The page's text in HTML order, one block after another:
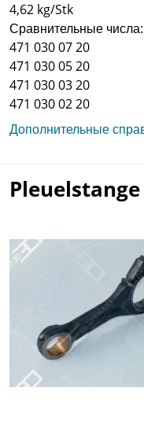
4,62 kg/Stk
Сравнительные числа:
471 030 07 20
471 030 05 20
471 030 03 20
471 030 02 20
Дополнительные
Pleuelstange